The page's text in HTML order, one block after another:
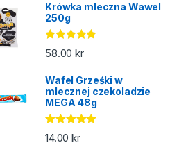
Krówka mleczna Wawel
250g
Oceniono
5.00na 5
58.00kr
Wafel Grześki w
mlecznej czekoladzie
MEGA 48g
Oceniono
14.00kr